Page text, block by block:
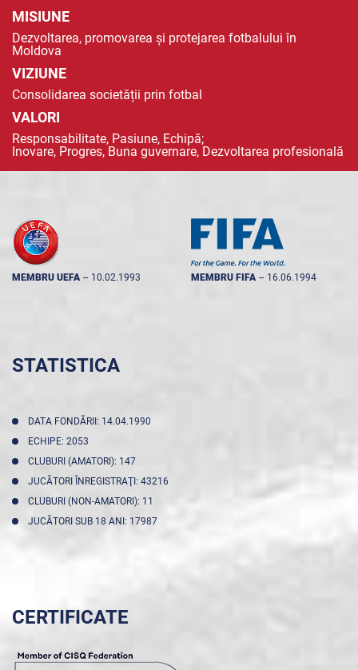
MISIUNE
Dezvoltarea, promovarea și protejarea fotbalului în
Moldova
VIZIUNE
Consolidarea societății prin fotbal
VALORI
Responsabilitate, Pasiune, Echipă;
Inovare, Progres, Buna guvernare, Dezvoltarea profesională
MEMBRU UEFA -- 10.02.1993 MEMBRU FIFA -- 16.06.1994
STATISTICA
DATA FONDĂRII: 14.04.1990
ECHIPE: 2053
CLUBURI (AMATORI): 147
JUCĂTORI ÎNREGISTRAŢI: 43216
CLUBURI (NON-AMATORI): 11
JUCĂTORI SUB 18 ANI: 17987
CERTIFICATE